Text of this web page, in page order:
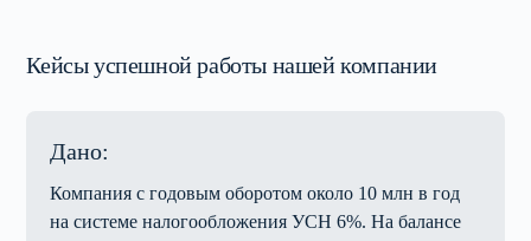
Кейсы успешной работы нашей компании
Дано:
Компания с годовым оборотом около 10 млн в год
на системе налогообложения УСН 6%. На балансе